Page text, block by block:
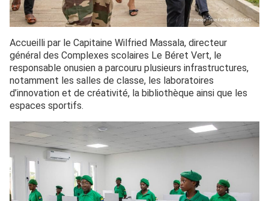
Accueilli par le Capitaine Wilfried Massala, directeur
général des Complexes scolaires Le Béret Vert, le
responsable onusien a parcouru plusieurs infrastructures,
notamment les salles de classe, les laboratoires
d’innovation et de créativité, la bibliothèque ainsi que les
espaces sportifs.